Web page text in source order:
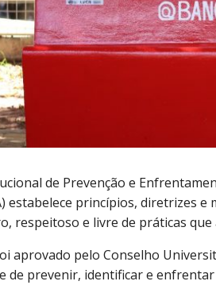
de Prevenção e
estabelece princípios, diretrizes
respeitoso e livre de práticas
aprovado pelo Conselho
de prevenir, identificar e